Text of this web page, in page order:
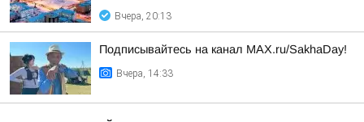
Вчера, 20:13
Подписывайтесь на канал MAX.ru/SakhaDay!
Вчера, 14:33